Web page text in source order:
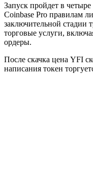
Запуск пройдет в
Coinbase Pro правилам
заключительной стадии
торговые услуги,
ордеры.
После скачка цена YFI
написания токен